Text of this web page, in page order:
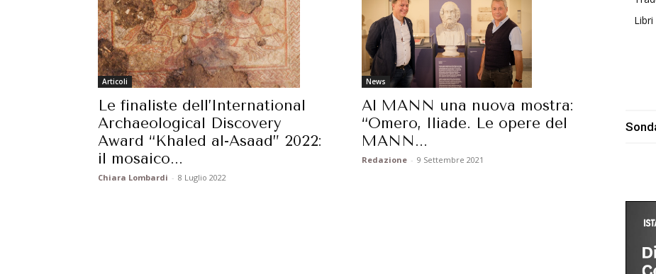
Articoli
Le finaliste dell’International
Archaeological Discovery
Award “Khaled al-Asaad” 2022:
il mosaico...
Chiara Lombardi - 8 Luglio 2022
News
Al MANN una nuova mostra:
“Omero, Iliade. Le opere del
MANN...
Redazione - 9 Settembre 2021
Libri